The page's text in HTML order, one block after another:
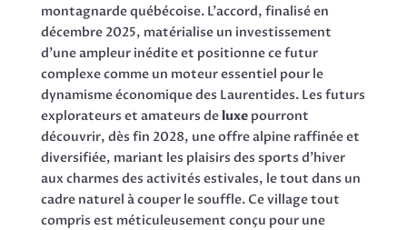
montagnarde québécoise. L’accord, finalisé en
décembre 2025, matérialise un investissement
d’une ampleur inédite et positionne ce futur
complexe comme un moteur essentiel pour le
dynamisme économique des Laurentides. Les futurs
explorateurs et amateurs de luxepourront
découvrir, dès fin 2028, une offre alpine raffinée et
diversifiée, mariant les plaisirs des sports d’hiver
aux charmes des activités estivales, le tout dans un
cadre naturel à couper le souffle. Ce village tout
compris est méticuleusement conçu pour une